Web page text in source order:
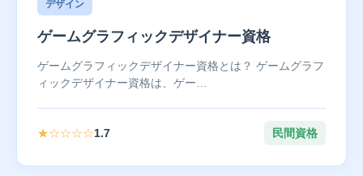
デザイン
ゲームグラフィックデザイナー資格
ゲームグラフィックデザイナー資格とは？ ゲームグラフ
ィックデザイナー資格は、ゲー…
★☆☆☆☆1.7 民間資格